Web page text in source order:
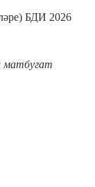
БДИ 2026
матбугат